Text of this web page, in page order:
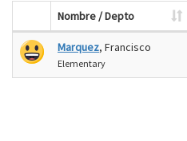
Nombre / Depto
Marquez, Francisco
Elementary